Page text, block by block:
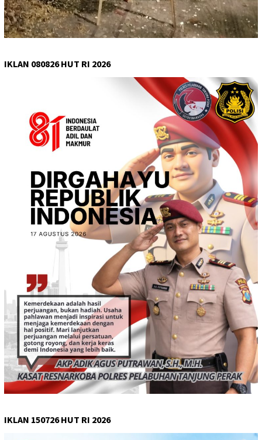
IKLAN 080826 HUT RI 2026
IKLAN 150726 HUT RI 2026